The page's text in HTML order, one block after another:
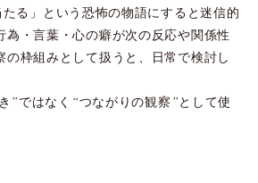
る」という恐怖の物語にすると迷信的
為・言葉・心の癖が次の反応や関係性
の枠組みとして扱うと、日常で検討し
”ではなく“つながりの観察”として使